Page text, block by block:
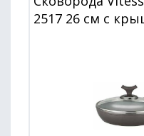
2517 26 см с